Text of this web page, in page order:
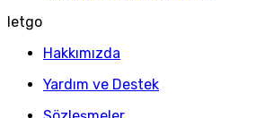
letgo
Hakkımızda
Yardım ve Destek